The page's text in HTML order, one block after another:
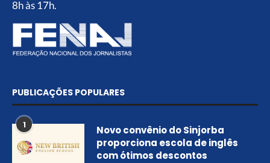
8h às 17h.
PUBLICAÇÕES POPULARES
1
Novo convênio do Sinjorba
proporciona escola de inglês
com ótimos descontos